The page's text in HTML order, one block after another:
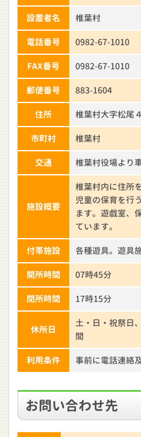
設置者名 椎葉村
電話番号 0982-67-1010
FAX番号 0982-67-1010
郵便番号 883-1604
住所 椎葉村大字松尾
市町村 椎葉村
交通 椎葉村役場より
施設概要
椎葉村内に住所
児童の保育を行
ます。遊戯室、
ています。
付帯施設 各種遊具。遊具
開所時間 07時45分
閉所時間 17時15分
休所日
土・日・祝祭日
間
利用条件 事前に電話連絡
お問い合わせ先